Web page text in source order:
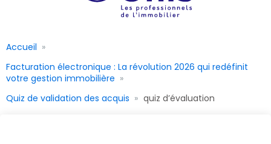
Accueil
Facturation électronique : La révolution 2026 qui redéfinit
votre gestion immobilière
Quiz de validation des acquis
quiz d’évaluation